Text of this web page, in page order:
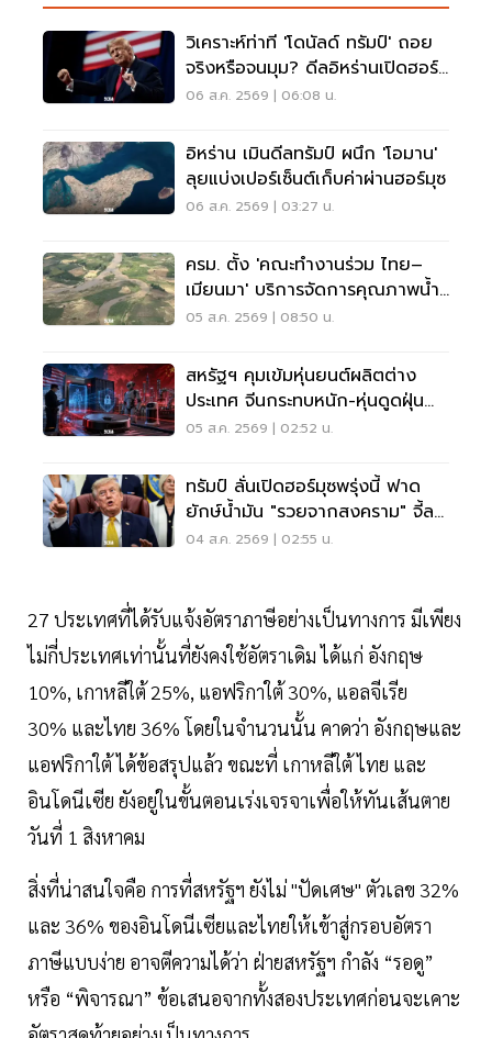
วิเคราะห์ท่าที 'โดนัลด์ ทรัมป์' ถอย
จริงหรือจนมุม? ดีลอิหร่านเปิดฮอร์
มุซ
06 ส.ค. 2569 | 06:08 น.
อิหร่าน เมินดีลทรัมป์ ผนึก 'โอมาน'
ลุยแบ่งเปอร์เซ็นต์เก็บค่าผ่านฮอร์มุซ
06 ส.ค. 2569 | 03:27 น.
ครม. ตั้ง 'คณะทำงานร่วม ไทย–
เมียนมา' บริการจัดการคุณภาพน้ำ
ข้ามแดน
05 ส.ค. 2569 | 08:50 น.
สหรัฐฯ คุมเข้มหุ่นยนต์ผลิตต่าง
ประเทศ จีนกระทบหนัก-หุ่นดูดฝุ่น
โดนด้วย
05 ส.ค. 2569 | 02:52 น.
ทรัมป์ ลั่นเปิดฮอร์มุซพรุ่งนี้ ฟาด
ยักษ์น้ำมัน "รวยจากสงคราม" จี้ลด
ราคาด่วน
04 ส.ค. 2569 | 02:55 น.
27 ประเทศที่ได้รับแจ้งอัตราภาษีอย่างเป็นทางการ มีเพียง
ไม่กี่ประเทศเท่านั้นที่ยังคงใช้อัตราเดิม ได้แก่ อังกฤษ
10%, เกาหลีใต้ 25%, แอฟริกาใต้ 30%, แอลจีเรีย
30% และไทย 36% โดยในจำนวนนั้น คาดว่า อังกฤษและ
แอฟริกาใต้ ได้ข้อสรุปแล้ว ขณะที่ เกาหลีใต้ ไทย และ
อินโดนีเซีย ยังอยู่ในขั้นตอนเร่งเจรจาเพื่อให้ทันเส้นตาย
วันที่ 1 สิงหาคม
สิ่งที่น่าสนใจคือ การที่สหรัฐฯ ยังไม่ "ปัดเศษ" ตัวเลข 32%
และ 36% ของอินโดนีเซียและไทยให้เข้าสู่กรอบอัตรา
ภาษีแบบง่าย อาจตีความได้ว่า ฝ่ายสหรัฐฯ กำลัง “รอดู”
หรือ “พิจารณา” ข้อเสนอจากทั้งสองประเทศก่อนจะเคาะ